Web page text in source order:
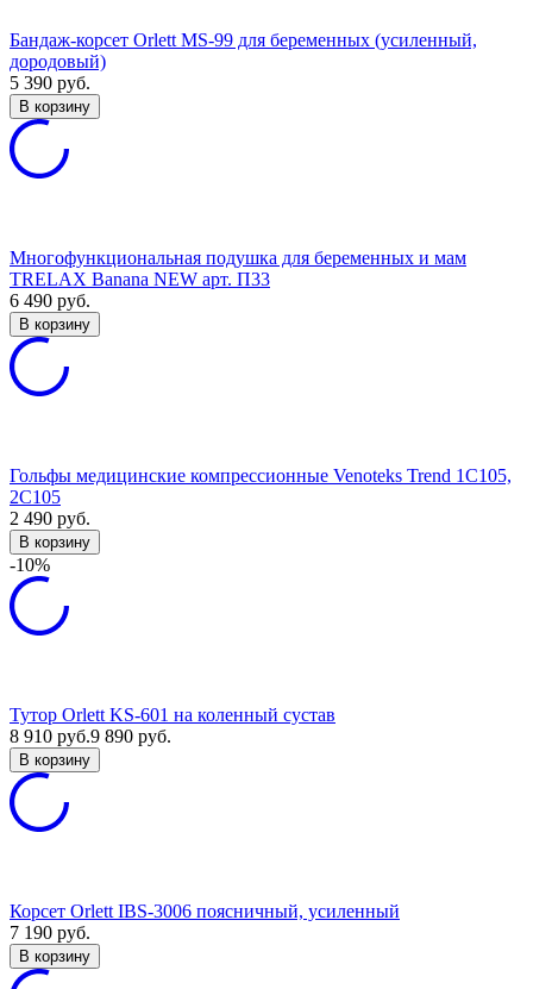
Бандаж-корсет Orlett MS-99 для беременных (усиленный,
дородовый)
5 390 руб.
В корзину
Многофункциональная подушка для беременных и мам
TRELAX Banana NEW арт. П33
6 490 руб.
В корзину
Гольфы медицинские компрессионные Venoteks Trend 1C105,
2C105
2 490 руб.
В корзину
-10%
Тутор Orlett KS-601 на коленный сустав
8 910 руб.9 890 руб.
В корзину
Корсет Orlett IBS-3006 поясничный, усиленный
7 190 руб.
В корзину